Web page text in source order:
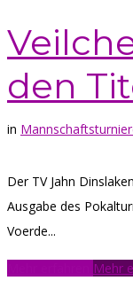
den
in
Der TV Jahn
Ausgabe des
Voerde...
Mehr